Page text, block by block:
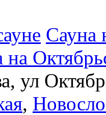
Сауна
на
ул
,